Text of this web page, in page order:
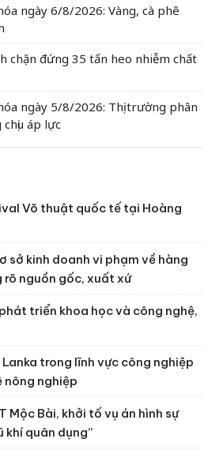
ngày 6/8/2026: Vàng, cà phê
chặn đứng 35 tấn heo nhiễm chất
ngày 5/8/2026: Thị trường phân
áp lực
Võ thuật quốc tế tại Hoàng
sở kinh doanh vi phạm về hàng
nguồn gốc, xuất xứ
triển khoa học và công nghệ,
trong lĩnh vực công nghiệp
nông nghiệp
Mộc Bài, khởi tố vụ án hình sự
khí quân dụng”